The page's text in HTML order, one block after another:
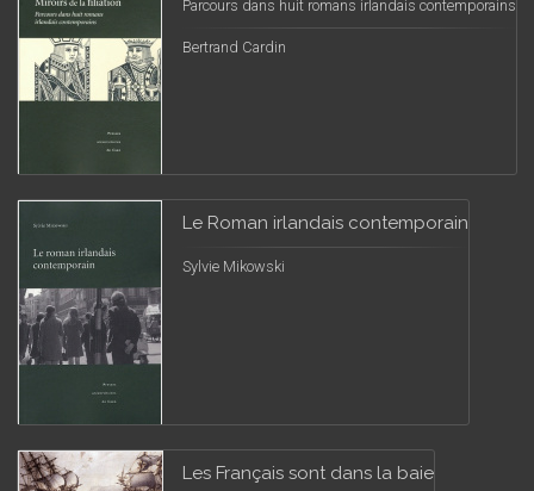
Parcours dans huit romans irlandais contemporains
Bertrand Cardin
Le Roman irlandais contemporain
Sylvie Mikowski
Les Français sont dans la baie